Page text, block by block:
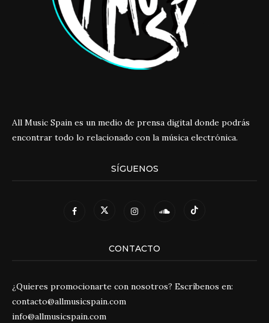
All Music Spain es un medio de prensa digital donde podrás
encontrar todo lo relacionado con la música electrónica.
SÍGUENOS
CONTACTO
¿Quieres promocionarte con nosotros? Escríbenos en:
contacto@allmusicspain.com
info@allmusicspain.com